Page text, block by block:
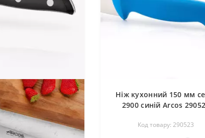
Ніж кухонний 150 мм
2900 синій Arcos
Код товару: 290523